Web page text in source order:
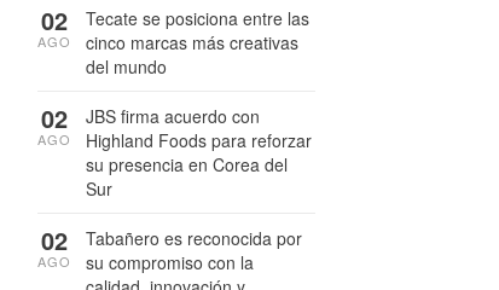
Tecate se posiciona entre las
cinco marcas más creativas
del mundo
02
AGO
JBS firma acuerdo con
Highland Foods para reforzar
su presencia en Corea del
Sur
02
AGO
Tabañero es reconocida por
su compromiso con la
02
AGO